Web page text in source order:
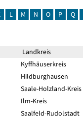
L M N O P Q
Landkreis
Kyffhäuserkreis
Hildburghausen
Saale-Holzland-Kreis
Ilm-Kreis
Saalfeld-Rudolstadt